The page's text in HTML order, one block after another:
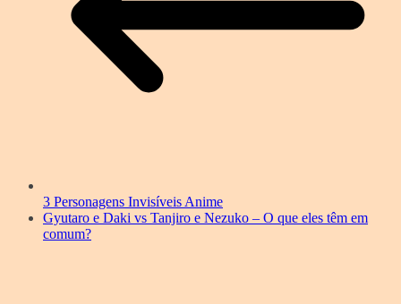
3 Personagens Invisíveis Anime
Gyutaro e Daki vs Tanjiro e Nezuko – O que eles têm em
comum?